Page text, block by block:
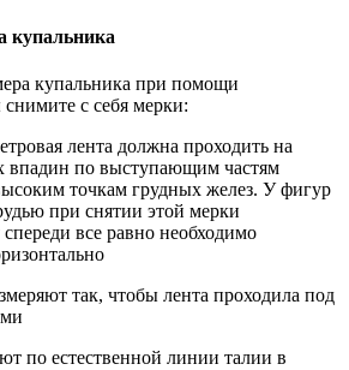
купальника
купальника при помощи
с себя мерки:
лента должна проходить на
по выступающим частям
точкам грудных желез. У фигур
при снятии этой мерки
все равно необходимо
так, чтобы лента проходила под
по естественной линии талии в